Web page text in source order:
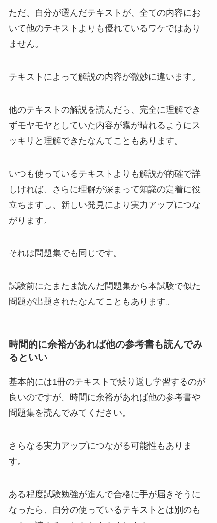
ただ、自分が選んだテキストが、全ての内容にお
いて他のテキストよりも優れているワケではあり
ません。
テキストによって解説の内容が微妙に違います。
他のテキストの解説を読んだら、完全に理解でき
ずモヤモヤとしていた内容が霧が晴れるようにス
ッキリと理解できたなんてこともあります。
いつも使っているテキストよりも解説が的確で詳
しければ、さらに理解が深まって知識の定着に役
立ちますし、新しい発見により実力アップにつな
がります。
それは問題集でも同じです。
試験前にたまたま読んだ問題集から本試験で似た
問題が出題されたなんてこともあります。
時間的に余裕があれば他の参考書も読んでみ
るといい
基本的には1冊のテキストで繰り返し学習するのが
良いのですが、時間に余裕があれば他の参考書や
問題集を読んでみてください。
さらなる実力アップにつながる可能性もありま
す。
ある程度試験勉強が進んで合格に手が届きそうに
なったら、自分の使っているテキストとは別のも